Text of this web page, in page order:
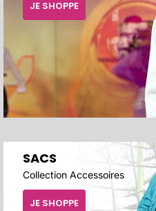
JE SHOPPE
SACS
Collection Accessoires
JE SHOPPE